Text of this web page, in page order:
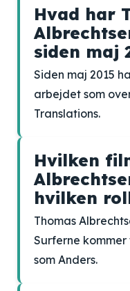
Hvad har
siden maj
Siden maj 2015
arbejdet som
Translations.
Hvilken
hvilken
Thomas
Surferne kommer
som Anders.